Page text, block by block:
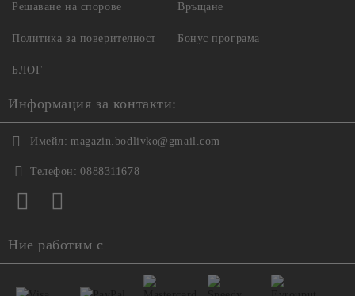
Решаване на спорове
Политика за поверителност
Връщане
Бонус програма
БЛОГ
Информация за контакти:
Имейл: magazin.bodlivko@gmail.com
Телефон: 0888311678
Ние работим с